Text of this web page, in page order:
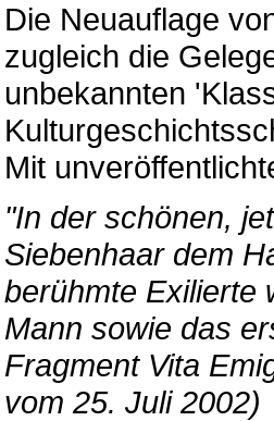
Die Neuauflage
zugleich die
unbekannten
Mit
"In der schönen,
Siebenhaar dem
berühmte Exilierte
Mann sowie das
Fragment Vita
vom 25. Juli 2002)